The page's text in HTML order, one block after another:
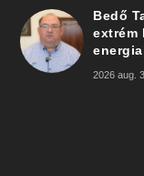
Bedő
extrém
2026 aug. 3